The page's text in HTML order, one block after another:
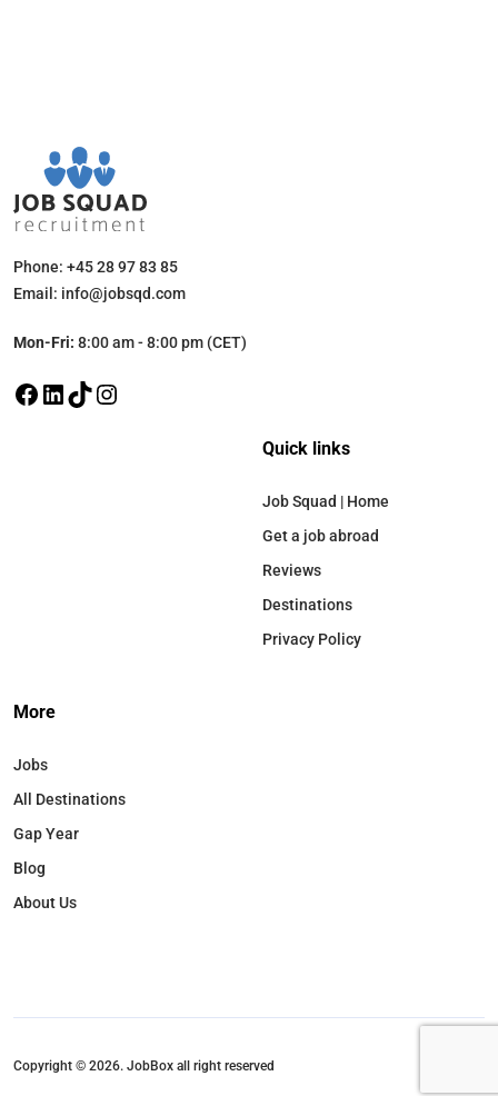
Phone: +45 28 97 83 85
Email: info@jobsqd.com
Mon-Fri: 8:00 am - 8:00 pm (CET)
Quick links
Job Squad | Home
Get a job abroad
Reviews
Destinations
Privacy Policy
More
Jobs
All Destinations
Gap Year
Blog
About Us
Copyright © 2026. JobBox all right reserved